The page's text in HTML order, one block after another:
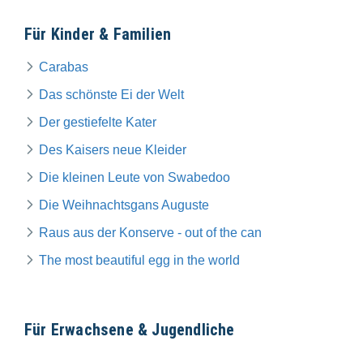
Für Kinder & Familien
Carabas
Das schönste Ei der Welt
Der gestiefelte Kater
Des Kaisers neue Kleider
Die kleinen Leute von Swabedoo
Die Weihnachtsgans Auguste
Raus aus der Konserve - out of the can
The most beautiful egg in the world
Für Erwachsene & Jugendliche